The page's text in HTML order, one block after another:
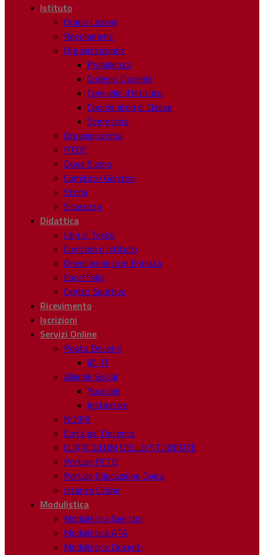
Istituto
Orario Lezioni
Regolamenti
Organizzazione
Presidenza
Collegio Docenti
Consiglio d’Istituto
Coordinatori di Classe
Segreteria
Organigramma
PTOF
Dove Siamo
Comitato Genitori
Storia
Sicurezza
Didattica
Libri di Testo
Curricolo d’Istituto
Orientamento in Entrata
Eportfolio
Centro Sportivo
Ricevimento
Iscrizioni
Servizi Online
Posta Docenti
@ .IT
Allende Social
Youtube
Instagram
NOIPA
Carta del Docente
CURRICULUM DELLO STUDENTE
Portale PCTO
Portale Educazione Civica
Istanze Online
Modulistica
Modulistica Genitori
Modulistica ATA
Modulistica Docenti